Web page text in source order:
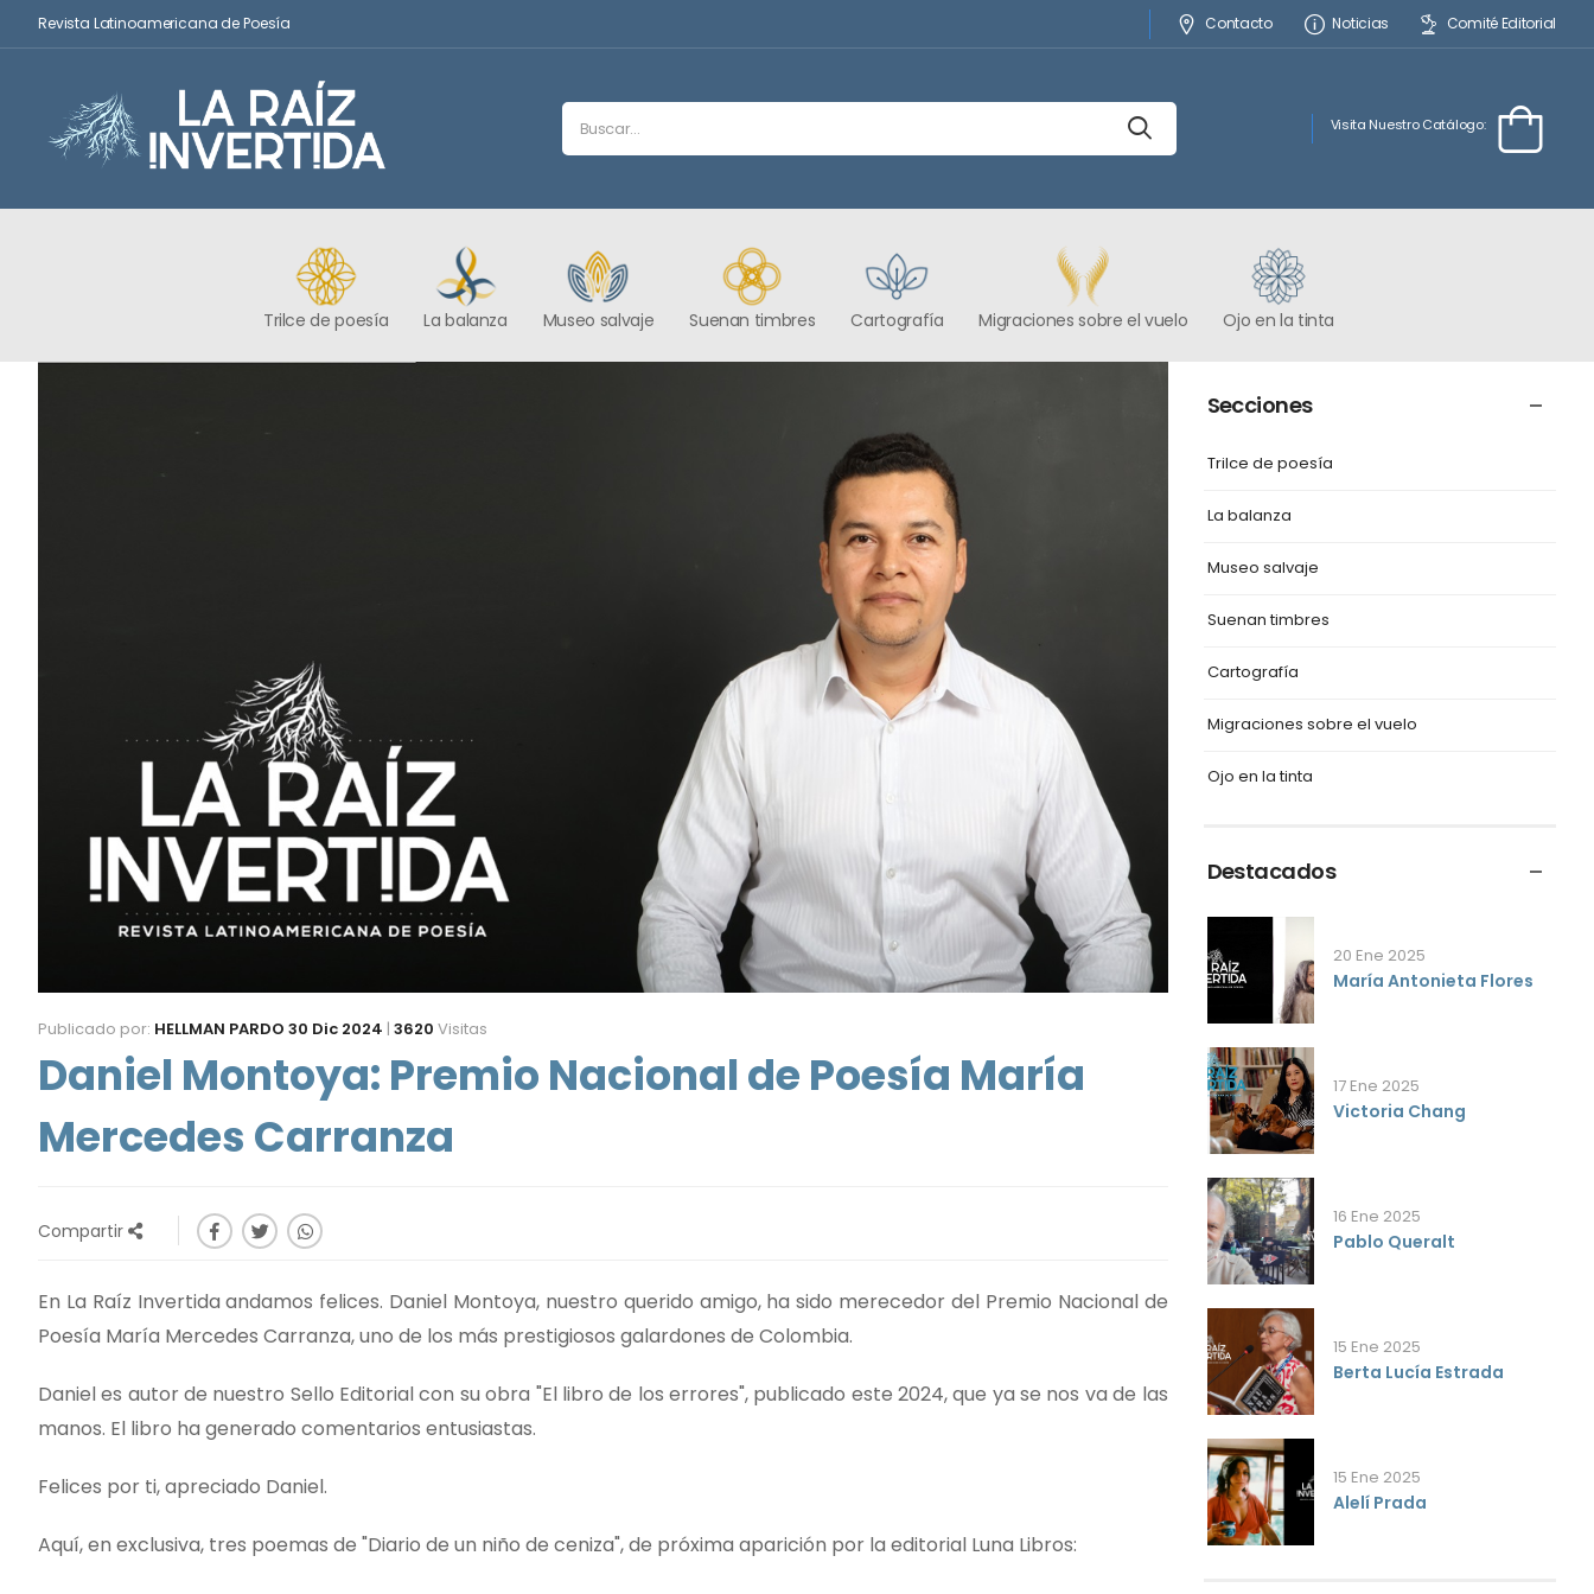
Revista Latinoamericana de Poesía Contacto Noticias Comité Editorial
Visita Nuestro Catálogo:
Trilce de poesía La balanza Museo salvaje Suenan timbres Cartografía Migraciones sobre el vuelo Ojo en la tinta
Publicado por: HELLMAN PARDO 30 Dic 2024 | 3620 Visitas
Daniel Montoya: Premio Nacional de Poesía María
Mercedes Carranza
Compartir
En La Raíz Invertida andamos felices. Daniel Montoya, nuestro querido amigo, ha sido merecedor del Premio Nacional de
Poesía María Mercedes Carranza, uno de los más prestigiosos galardones de Colombia.
Daniel es autor de nuestro Sello Editorial con su obra "El libro de los errores", publicado este 2024, que ya se nos va de las
manos. El libro ha generado comentarios entusiastas.
Felices por ti, apreciado Daniel.
Aquí, en exclusiva, tres poemas de "Diario de un niño de ceniza", de próxima aparición por la editorial Luna Libros:
Secciones
Trilce de poesía
La balanza
Museo salvaje
Suenan timbres
Cartografía
Migraciones sobre el vuelo
Ojo en la tinta
Destacados
20 Ene 2025
María Antonieta Flores
17 Ene 2025
Victoria Chang
16 Ene 2025
Pablo Queralt
15 Ene 2025
Berta Lucía Estrada
15 Ene 2025
Alelí Prada